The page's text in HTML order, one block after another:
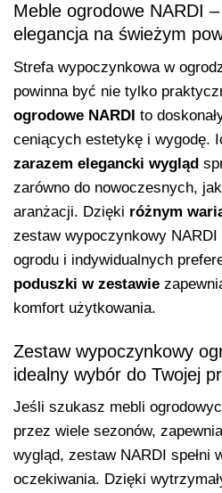
Meble ogrodowe NARDI
elegancja na świeżym
Strefa wypoczynkowa w
powinna być nie tylko
ogrodowe NARDI to
ceniących estetykę i wygodę.
zarazem elegancki wygląd
zarówno do nowoczesnych,
aranżacji. Dzięki różnym
zestaw wypoczynkowy
ogrodu i indywidualnych
poduszki w zestawie
komfort użytkowania.
Zestaw wypoczynkowy
idealny wybór do Twojej
Jeśli szukasz mebli
przez wiele sezonów,
wygląd, zestaw NARDI spełni
oczekiwania. Dzięki